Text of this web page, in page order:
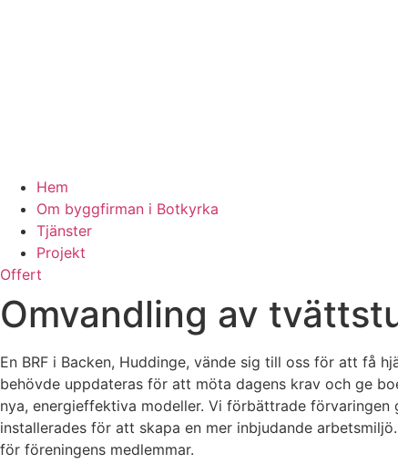
Hem
Om byggfirman i Botkyrka
Tjänster
Projekt
Offert
Omvandling av
En BRF i Backen, Huddinge, vände sig till oss för att få
behövde uppdateras för att möta dagens krav och ge
nya, energieffektiva modeller. Vi förbättrade
installerades för att skapa en mer inbjudande
för föreningens medlemmar.